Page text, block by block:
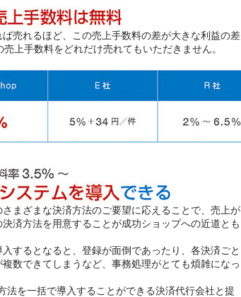
売れるほど、この売上手数料の差が大きな利益の差
上手数料をどれだけ売れてもいただきません。
まざまな決済方法のご要望に応えることで、売上が
済方法を用意することが成功ショップへの近道とも
するとなると、登録が面倒であったり、各決済ごと
数できてしまうなど、事務処理がとても煩雑になっ
法を一括で導入することができる決済代行会社と提